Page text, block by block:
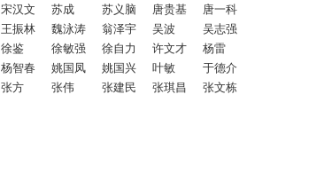
宋汉文 苏成 苏义脑 唐贵基
唐一科
王振林 魏泳涛 翁泽宇 吴波
吴志强
徐鉴 徐敏强 徐自力 许文才
杨雷
杨智春 姚国凤 姚国兴 叶敏
于德介
张方 张伟 张建民 张琪昌
张文栋